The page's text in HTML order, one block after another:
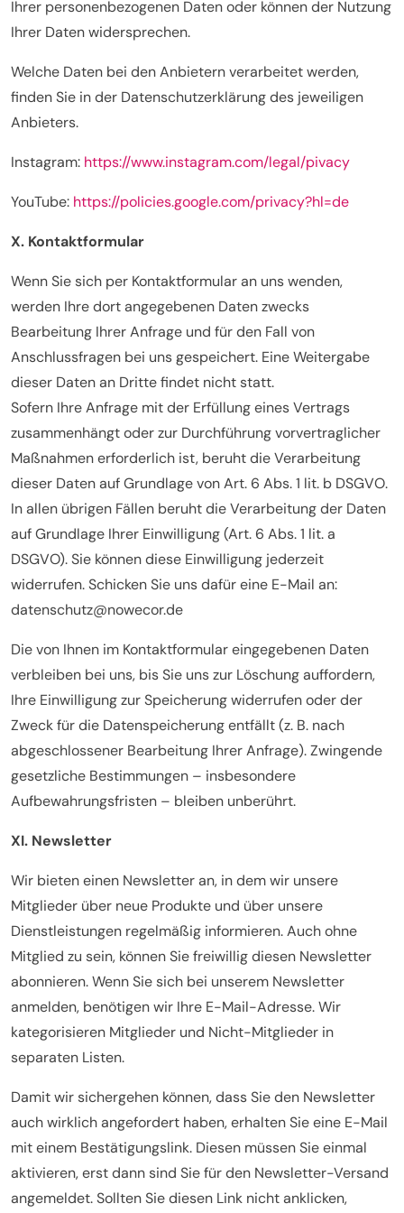
Ihrer personenbezogenen Daten oder können der Nutzung
Ihrer Daten widersprechen.
Welche Daten bei den Anbietern verarbeitet werden,
finden Sie in der Datenschutzerklärung des jeweiligen
Anbieters.
Instagram: https://www.instagram.com/legal/pivacy
YouTube: https://policies.google.com/privacy?hl=de
X. Kontaktformular
Wenn Sie sich per Kontaktformular an uns wenden,
werden Ihre dort angegebenen Daten zwecks
Bearbeitung Ihrer Anfrage und für den Fall von
Anschlussfragen bei uns gespeichert. Eine Weitergabe
dieser Daten an Dritte findet nicht statt.
Sofern Ihre Anfrage mit der Erfüllung eines Vertrags
zusammenhängt oder zur Durchführung vorvertraglicher
Maßnahmen erforderlich ist, beruht die Verarbeitung
dieser Daten auf Grundlage von Art. 6 Abs. 1 lit. b DSGVO.
In allen übrigen Fällen beruht die Verarbeitung der Daten
auf Grundlage Ihrer Einwilligung (Art. 6 Abs. 1 lit. a
DSGVO). Sie können diese Einwilligung jederzeit
widerrufen. Schicken Sie uns dafür eine E-Mail an:
datenschutz@nowecor.de
Die von Ihnen im Kontaktformular eingegebenen Daten
verbleiben bei uns, bis Sie uns zur Löschung auffordern,
Ihre Einwilligung zur Speicherung widerrufen oder der
Zweck für die Datenspeicherung entfällt (z. B. nach
abgeschlossener Bearbeitung Ihrer Anfrage). Zwingende
gesetzliche Bestimmungen – insbesondere
Aufbewahrungsfristen – bleiben unberührt.
XI. Newsletter
Wir bieten einen Newsletter an, in dem wir unsere
Mitglieder über neue Produkte und über unsere
Dienstleistungen regelmäßig informieren. Auch ohne
Mitglied zu sein, können Sie freiwillig diesen Newsletter
abonnieren. Wenn Sie sich bei unserem Newsletter
anmelden, benötigen wir Ihre E-Mail-Adresse. Wir
kategorisieren Mitglieder und Nicht-Mitglieder in
separaten Listen.
Damit wir sichergehen können, dass Sie den Newsletter
auch wirklich angefordert haben, erhalten Sie eine E-Mail
mit einem Bestätigungslink. Diesen müssen Sie einmal
aktivieren, erst dann sind Sie für den Newsletter-Versand
angemeldet. Sollten Sie diesen Link nicht anklicken,